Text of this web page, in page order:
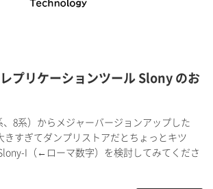
プリケーションツール Slony のお
、8系）からメジャーバージョンアップした
きすぎてダンプリストアだとちょっとキツ
I（←ローマ数字）を検討してみてくださ